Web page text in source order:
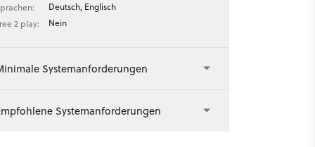
Deutsch, Englisch
2 play:
Nein
Systemanforderungen
Systemanforderungen